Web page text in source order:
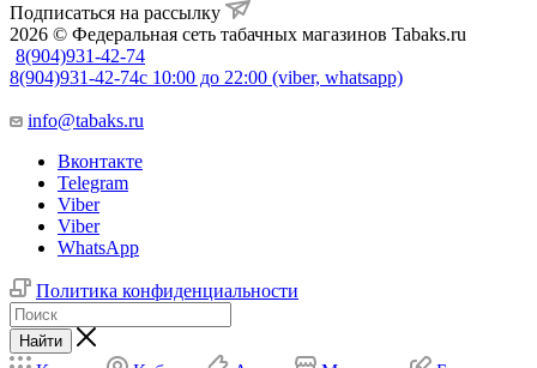
Подписаться на рассылку
2026 © Федеральная сеть табачных магазинов Tabaks.ru
8(904)931-42-74
8(904)931-42-74с 10:00 до 22:00 (viber, whatsapp)
info@tabaks.ru
Вконтакте
Telegram
Viber
Viber
WhatsApp
Политика конфиденциальности
Найти